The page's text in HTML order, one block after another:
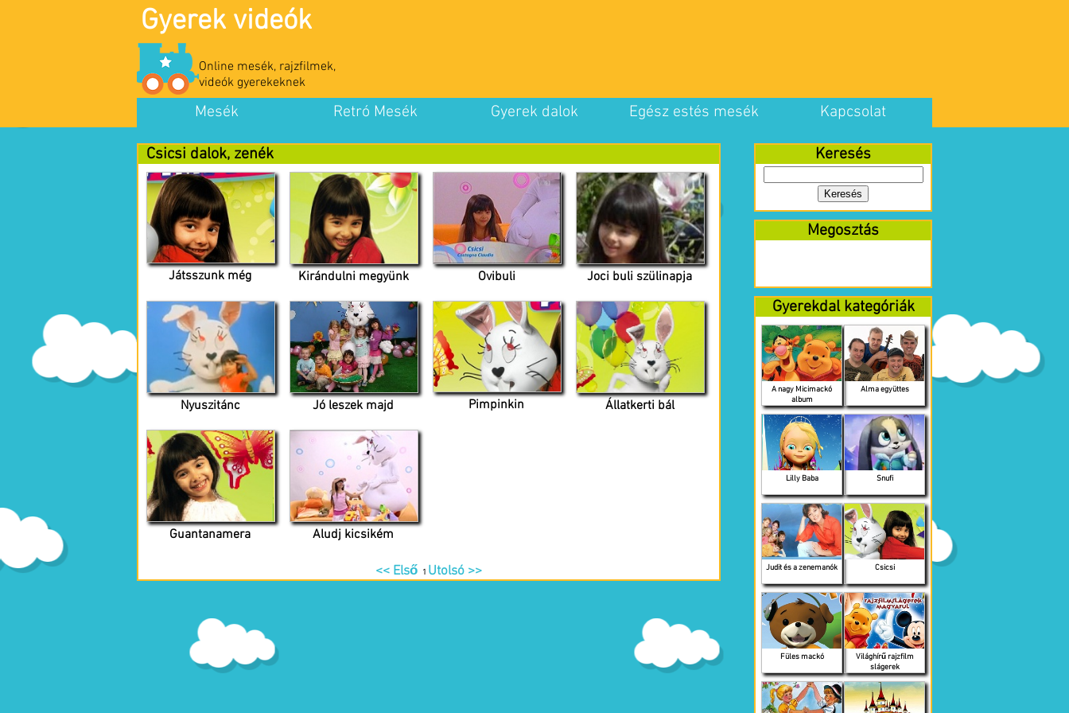
Gyerek videók
Online mesék, rajzfilmek,
videók gyerekeknek
Mesék Retró Mesék Gyerek dalok Egész estés mesék Kapcsolat
Csicsi dalok, zenék
Játsszunk még Kirándulni megyünk Ovibuli Joci buli szülinapja
Nyuszitánc Jó leszek majd Pimpinkin Állatkerti bál
Guantanamera Aludj kicsikém
<< Első 1 Utolsó >>
Keresés
Megosztás
Gyerekdal kategóriák
A nagy Micimackó
album
Alma együttes
Lilly Baba Snufi
Judit és a zenemanók Csicsi
Füles mackó
Világhírű rajzfilm
slágerek